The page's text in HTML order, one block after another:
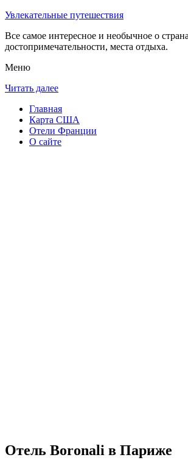
Увлекательные путешествия
Все самое интересное и необычное о
достопримечательности, места отдыха.
Меню
Читать далее
Главная
Карта США
Отели Франции
О сайте
Отель Boronali в Париже